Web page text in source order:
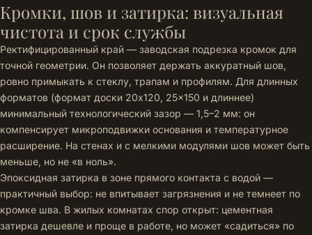
Кромки, шов и затирка: визуальная
чистота и срок службы
Ректифицированный край — заводская подрезка кромок для
точной геометрии. Он позволяет держать аккуратный шов,
ровно примыкать к стеклу, трапам и профилям. Для длинных
форматов (формат доски 20x120, 25x150 и длиннее)
минимальный технологический зазор — 1,5–2 мм: он
компенсирует микроподвижки основания и температурное
расширение. На стенах и с мелкими модулями шов может быть
меньше, но не «в ноль».
Эпоксидная затирка в зоне прямого контакта с водой —
практичный выбор: не впитывает загрязнения и не темнеет по
кромке шва. В жилых комнатах спор открыт: цементная
затирка дешевле и проще в работе, но может «садиться» по